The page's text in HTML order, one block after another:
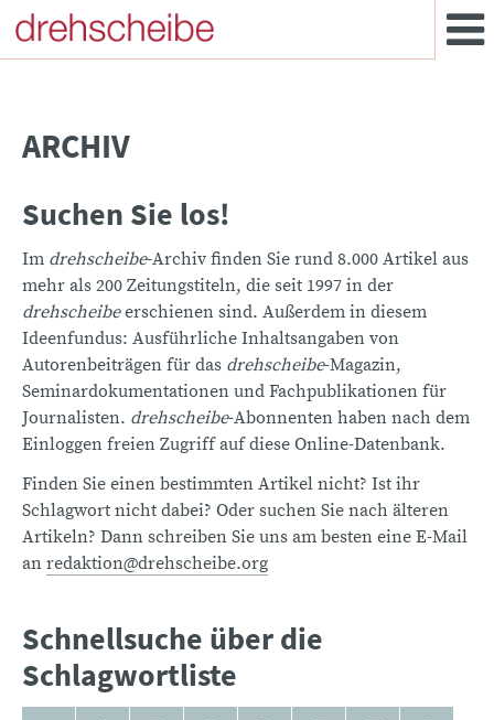
ARCHIV
Suchen Sie los!
Im drehscheibe-Archiv finden Sie rund 8.000 Artikel aus
mehr als 200 Zeitungstiteln, die seit 1997 in der
drehscheibeerschienen sind. Außerdem in diesem
Ideenfundus: Ausführliche Inhaltsangaben von
Autorenbeiträgen für das drehscheibe-Magazin,
Seminardokumentationen und Fachpublikationen für
Journalisten. drehscheibe-Abonnenten haben nach dem
Einloggen freien Zugriff auf diese Online-Datenbank.
Finden Sie einen bestimmten Artikel nicht? Ist ihr
Schlagwort nicht dabei? Oder suchen Sie nach älteren
Artikeln? Dann schreiben Sie uns am besten eine E-Mail
an redaktion@drehscheibe.org
Schnellsuche über die
Schlagwortliste